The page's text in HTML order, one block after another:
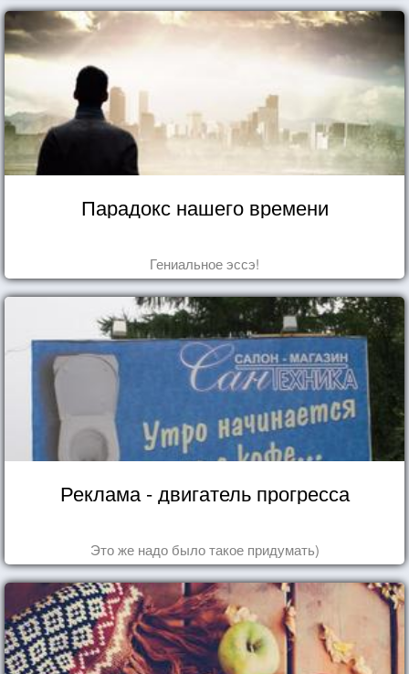
Парадокс нашего времени
Гениальное эссэ!
Реклама - двигатель прогресса
Это же надо было такое придумать)